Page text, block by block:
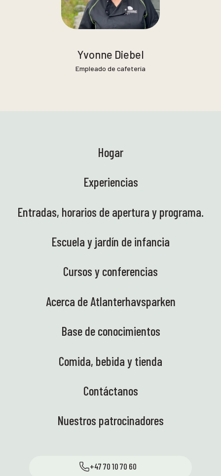
Yvonne Diebel
Empleado de cafetería
Hogar
Experiencias
Entradas, horarios de apertura y programa.
Escuela y jardín de infancia
Cursos y conferencias
Acerca de Atlanterhavsparken
Base de conocimientos
Comida, bebida y tienda
Contáctanos
Nuestros patrocinadores
+47 70 10 70 60